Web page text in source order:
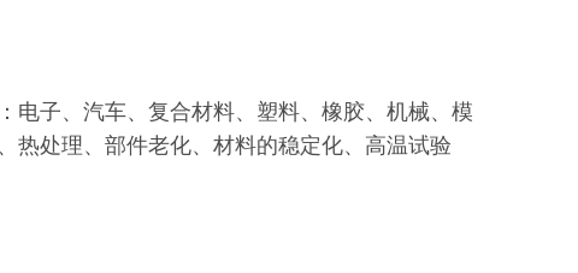
电子、汽车、复合材料、塑料、橡胶、机械、模
热处理、部件老化、材料的稳定化、高温试验